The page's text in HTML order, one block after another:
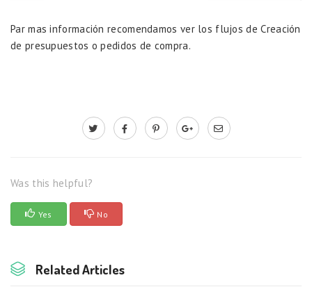
Par mas información recomendamos ver los flujos deCreación
de presupuestos o pedidos de compra.
Was this helpful?
Yes No
Related Articles